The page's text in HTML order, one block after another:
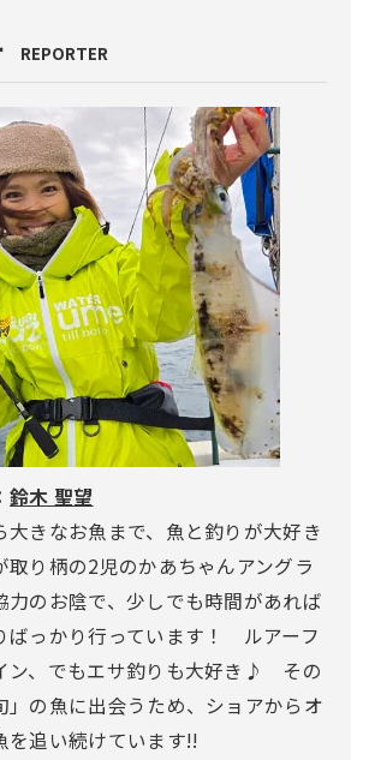
REPORTER
鈴木 聖望
大きなお魚まで、魚と釣りが大好き
取り柄の2児のかあちゃんアングラ
のお陰で、少しでも時間があれば
ばっかり行っています！ ルアーフ
ン、でもエサ釣りも大好き♪ その
」の魚に出会うため、ショアからオ
を追い続けています!!